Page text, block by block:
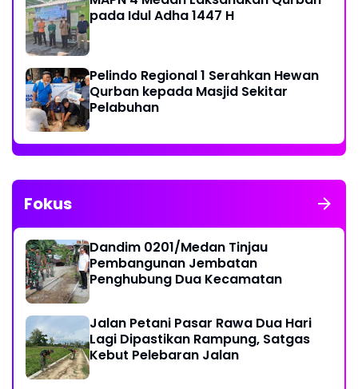
pada Idul Adha 1447 H
Pelindo Regional 1 Serahkan Hewan
Qurban kepada Masjid Sekitar
Pelabuhan
Fokus
Dandim 0201/Medan Tinjau
Pembangunan Jembatan
Penghubung Dua Kecamatan
Jalan Petani Pasar Rawa Dua Hari
Lagi Dipastikan Rampung, Satgas
Kebut Pelebaran Jalan